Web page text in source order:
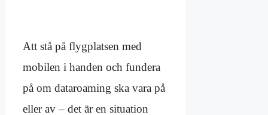
Att stå på flygplatsen med
mobilen i handen och fundera
på om dataroaming ska vara på
eller av – det är en situation